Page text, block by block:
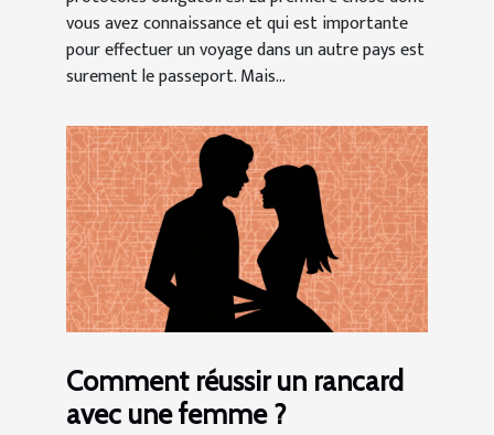
vous avez connaissance et qui est importante
pour effectuer un voyage dans un autre pays est
surement le passeport. Mais...
Comment réussir un rancard
avec une femme ?